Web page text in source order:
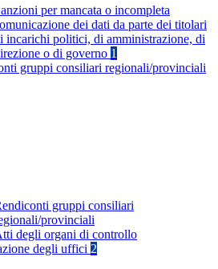
per mancata o incompleta
dei dati da parte dei titolari
incarichi politici, di amministrazione, di
o di governo 1
gruppi consiliari regionali/provinciali
gruppi consiliari
provinciali
degli organi di controllo
degli uffici 2